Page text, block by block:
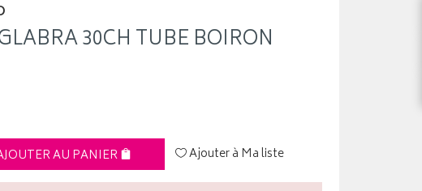
30CH TUBE BOIRON
AU PANIER Ajouter à Ma liste